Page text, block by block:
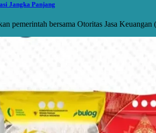
Jangka Panjang
pemerintah bersama Otoritas Jasa